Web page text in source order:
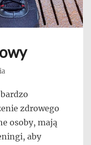
zdrowego
osoby, mają
aby